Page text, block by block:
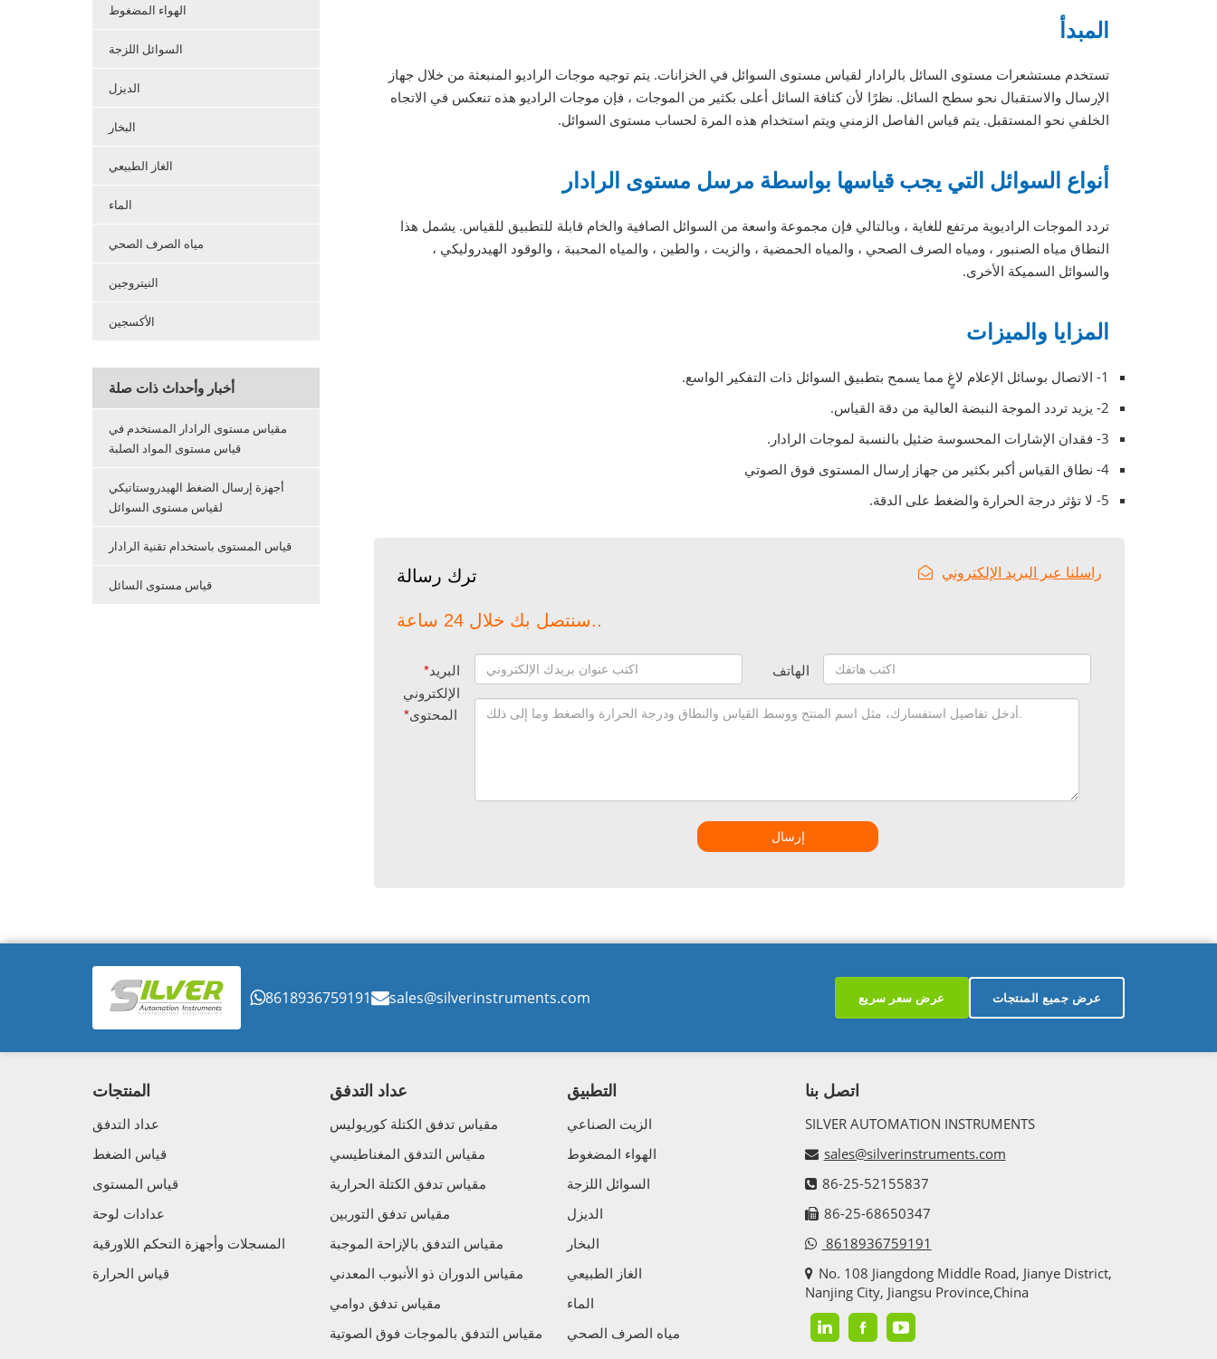
الهواء المضغوط
السوائل اللزجة
الديزل
البخار
الغاز الطبيعي
الماء
مياه الصرف الصحي
النيتروجين
الأكسجين
أخبار وأحداث ذات صلة
مقياس مستوى الرادار المستخدم في
قياس مستوى المواد الصلبة
أجهزة إرسال الضغط الهيدروستاتيكي
لقياس مستوى السوائل
قياس المستوى باستخدام تقنية الرادار
قياس مستوى السائل
المبدأ
تستخدم مستشعرات مستوى السائل بالرادار لقياس مستوى السوائل في الخزانات. يتم توجيه موجات الراديو المنبعثة من خلال جهاز
الإرسال والاستقبال نحو سطح السائل. نظرًا لأن كثافة السائل أعلى بكثير من الموجات ، فإن موجات الراديو هذه تنعكس في الاتجاه
الخلفي نحو المستقبل. يتم قياس الفاصل الزمني ويتم استخدام هذه المرة لحساب مستوى السوائل.
أنواع السوائل التي يجب قياسها بواسطة مرسل مستوى الرادار
تردد الموجات الراديوية مرتفع للغاية ، وبالتالي فإن مجموعة واسعة من السوائل الصافية والخام قابلة للتطبيق للقياس. يشمل هذا
النطاق مياه الصنبور ، ومياه الصرف الصحي ، والمياه الحمضية ، والزيت ، والطين ، والمياه المحببة ، والوقود الهيدروليكي ،
والسوائل السميكة الأخرى.
المزايا والميزات
1- الاتصال بوسائل الإعلام لاغٍ مما يسمح بتطبيق السوائل ذات التفكير الواسع.
2- يزيد تردد الموجة النبضة العالية من دقة القياس.
3- فقدان الإشارات المحسوسة ضئيل بالنسبة لموجات الرادار.
4- نطاق القياس أكبر بكثير من جهاز إرسال المستوى فوق الصوتي
5- لا تؤثر درجة الحرارة والضغط على الدقة.
ترك رسالة راسلنا عبر البريد الإلكتروني
سنتصل بك خلال 24 ساعة..
*البريد
الإلكتروني
الهاتف
*المحتوى
إرسال
8618936759191 sales@silverinstruments.com عرض سعر سريع عرض جميع المنتجات
المنتجات
عداد التدفق
قياس الضغط
قياس المستوى
عدادات لوحة
المسجلات وأجهزة التحكم اللاورقية
قياس الحرارة
عداد التدفق
مقياس تدفق الكتلة كوريوليس
مقياس التدفق المغناطيسي
مقياس تدفق الكتلة الحرارية
مقياس تدفق التوربين
مقياس التدفق بالإزاحة الموجبة
مقياس الدوران ذو الأنبوب المعدني
مقياس تدفق دوامي
مقياس التدفق بالموجات فوق الصوتية
التطبيق
الزيت الصناعي
الهواء المضغوط
السوائل اللزجة
الديزل
البخار
الغاز الطبيعي
الماء
مياه الصرف الصحي
اتصل بنا
SILVER AUTOMATION INSTRUMENTS
sales@silverinstruments.com
86-25-52155837
86-25-68650347
8618936759191
No. 108 Jiangdong Middle Road, Jianye District,
Nanjing City, Jiangsu Province,China